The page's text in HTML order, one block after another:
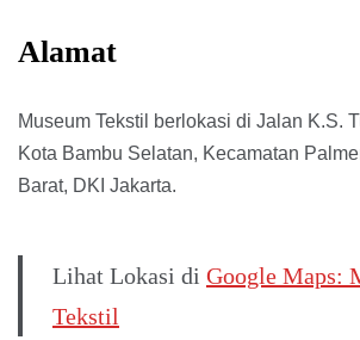
Alamat
Museum Tekstil berlokasi di Jalan K.S.
Kota Bambu Selatan, Kecamatan
Barat, DKI Jakarta.
Lihat Lokasi di Google Maps:
Tekstil